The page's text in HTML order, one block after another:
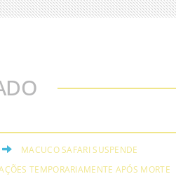
MACUCO SAFARI SUSPENDE
TEMPORARIAMENTE APÓS MORTE